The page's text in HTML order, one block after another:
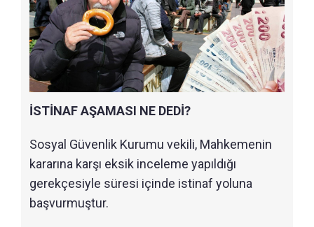
İSTİNAF AŞAMASI NE DEDİ?
Sosyal Güvenlik Kurumu vekili, Mahkemenin
kararına karşı eksik inceleme yapıldığı
gerekçesiyle süresi içinde istinaf yoluna
başvurmuştur.